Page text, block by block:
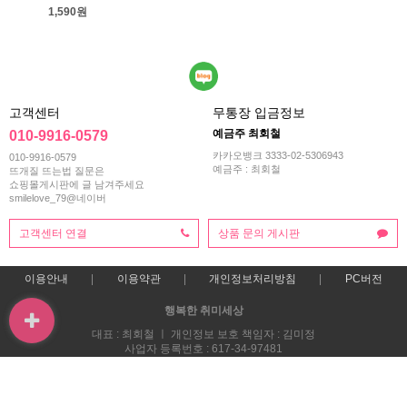
1,590원
고객센터
010-9916-0579
010-9916-0579
뜨개질 뜨는법 질문은
쇼핑몰게시판에 글 남겨주세요
smilelove_79@네이버
무통장 입금정보
예금주 최회철
카카오뱅크 3333-02-5306943
예금주 : 최회철
고객센터 연결 상품 문의 게시판
이용안내 이용약관 개인정보처리방침 PC버전
행복한 취미세상
대표 : 최회철 ㅣ 개인정보 보호 책임자 : 김미정
사업자 등록번호 : 617-34-97481